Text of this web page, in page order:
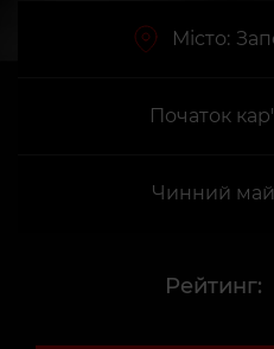
Місто:
Початок
Чинний
Рейтинг: